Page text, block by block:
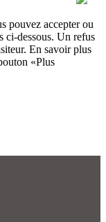
pouvez accepter ou
ci-dessous. Un refus
En savoir plus
«Plus